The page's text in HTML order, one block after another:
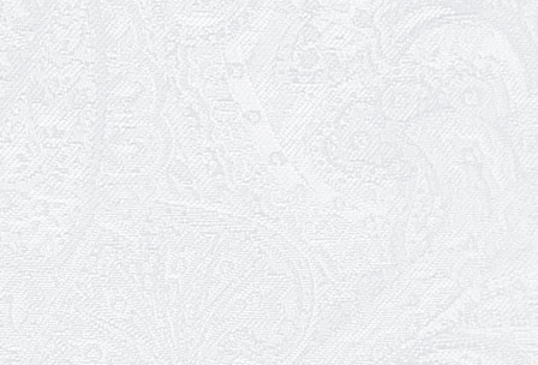
кольори однієї долі» Катерину Мись!
26.04.2026
З першою прем'єрою 2026 року!
25.04.2026
Трудовий ювілей Ауріки Ахметової
24.04.2026
З прем'єрою вистави «Божевільна
родина»!
02.04.2026
Запрошуємо на прем'єру вистави